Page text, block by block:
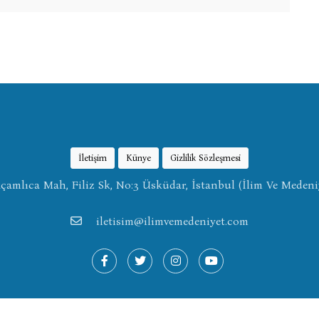
İletişim Künye Gizlilik Sözleşmesi
Mah, Filiz Sk, No:3 Üsküdar, İstanbul (İlim Ve
iletisim@ilimvemedeniyet.com